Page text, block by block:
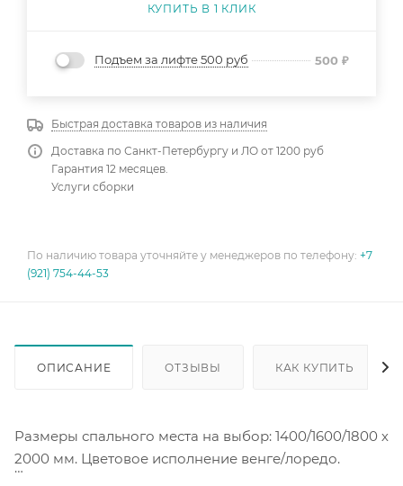
КУПИТЬ В 1 КЛИК
Подъем за лифте 500 руб 500 ₽
Быстрая доставка товаров из наличия
Доставка по Санкт-Петербургу и ЛО от 1200 руб
Гарантия 12 месяцев.
Услуги сборки
По наличию товара уточняйте у менеджеров по телефону: +7
(921) 754-44-53
ОПИСАНИЕ ОТЗЫВЫ КАК КУПИТЬ
Размеры спального места на выбор: 1400/1600/1800 х
2000 мм. Цветовое исполнение венге/лоредо.